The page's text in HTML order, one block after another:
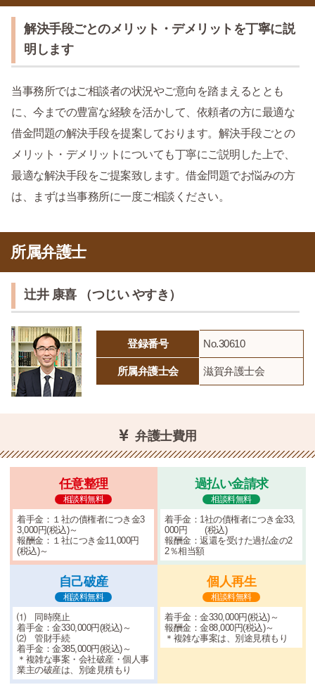
解決手段ごとのメリット・デメリットを丁寧に説
明します
当事務所ではご相談者の状況やご意向を踏まえるととも
に、今までの豊富な経験を活かして、依頼者の方に最適な
借金問題の解決手段を提案しております。解決手段ごとの
メリット・デメリットについても丁寧にご説明した上で、
最適な解決手段をご提案致します。借金問題でお悩みの方
は、まずは当事務所に一度ご相談ください。
所属弁護士
辻井 康喜 （つじい やすき）
登録番号 No.30610
所属弁護士会 滋賀弁護士会
弁護士費用
任意整理
相談料無料
着手金：１社の債権者につき金3
3,000円(税込)～
報酬金：１社につき金11,000円
(税込)～
過払い金請求
相談料無料
着手金：1社の債権者につき金33,
000円 (税込)
報酬金：返還を受けた過払金の2
2％相当額
自己破産
相談料無料
⑴ 同時廃止
着手金：金330,000円(税込)～
⑵ 管財手続
着手金：金385,000円(税込)～
＊複雑な事案・会社破産・個人事
業主の破産は、別途見積もり
個人再生
相談料無料
着手金：金330,000円(税込)～
報酬金：金88,000円(税込)～
＊複雑な事案は、別途見積もり